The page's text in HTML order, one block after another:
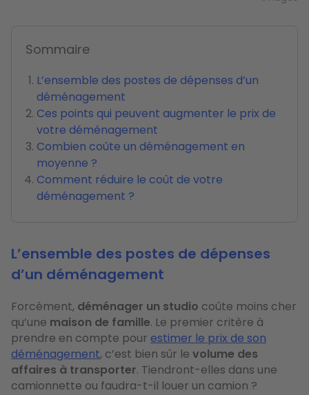
Sommaire
L’ensemble des postes de dépenses d’un
déménagement
Ces points qui peuvent augmenter le prix de
votre déménagement
Combien coûte un déménagement en
moyenne ?
Comment réduire le coût de votre
déménagement ?
L’ensemble des postes de dépenses
d’un déménagement
Forcément, déménager un studio coûte moins cher
qu’une maison de famille. Le premier critère à
prendre en compte pour estimer le prix de son
déménagement, c’est bien sûr le volume des
affaires à transporter. Tiendront-elles dans une
camionnette ou faudra-t-il louer un camion ?